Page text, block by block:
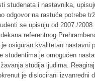
studenata i nastavnika,
odgovor na rastuće potrebe
se upisuju od 2007./
referentnog
osiguran kvalitetan nastavni
je omogućen
studija ljudima.
je dislocirani izvanredni